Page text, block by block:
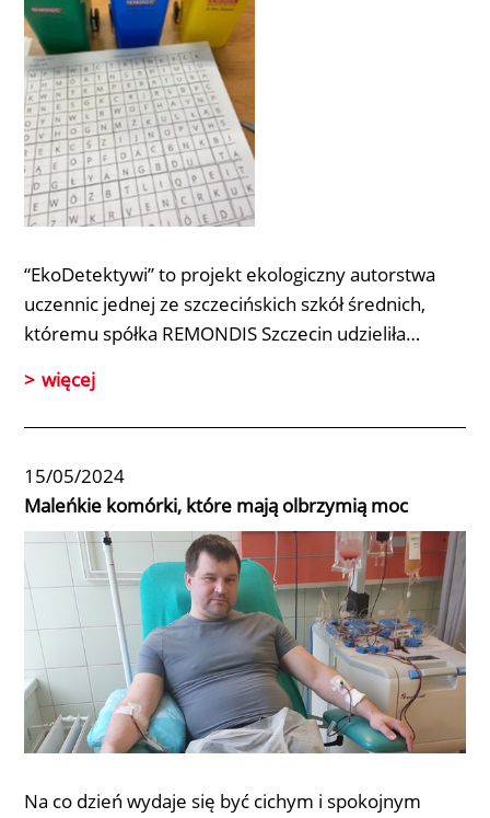
“EkoDetektywi”to projekt ekologiczny autorstwa
uczennic jednej ze szczecińskich szkół średnich,
któremu spółka REMONDIS Szczecin udzieliła…
więcej
15/05/2024
Maleńkie komórki, które mają olbrzymią moc
Na co dzień wydaje się być cichym i spokojnym